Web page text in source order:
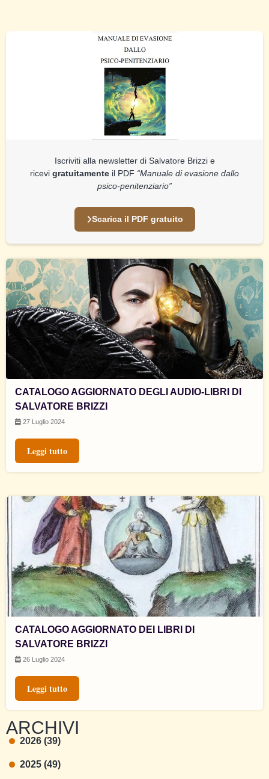
Iscriviti alla newsletter di Salvatore Brizzi e
ricevi gratuitamente il PDF “Manuale di evasione dallo
psico-penitenziario”
Scarica il PDF gratuito
CATALOGO AGGIORNATO DEGLI AUDIO-LIBRI DI
SALVATORE BRIZZI
27 Luglio 2024
Leggi tutto
CATALOGO AGGIORNATO DEI LIBRI DI
SALVATORE BRIZZI
26 Luglio 2024
Leggi tutto
ARCHIVI
2026 (39)
2025 (49)